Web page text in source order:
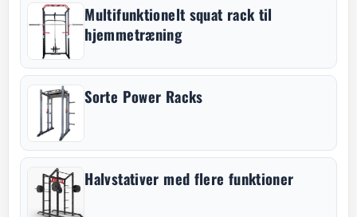
Multifunktionelt squat rack til
hjemmetræning
Sorte Power Racks
Halvstativer med flere funktioner